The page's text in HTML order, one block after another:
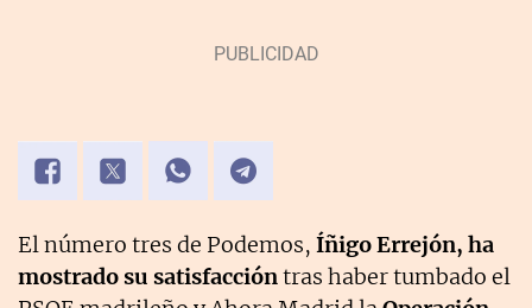
El número tres de Podemos, Íñigo Errejón, ha
mostrado su satisfaccióntras haber tumbado el